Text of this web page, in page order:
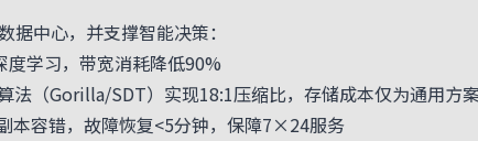
中心，并支撑智能决策：
学习，带宽消耗降低90%
（Gorilla/SDT）实现18:1压缩比，存储成本仅为通用方
容错，故障恢复<5分钟，保障7×24服务